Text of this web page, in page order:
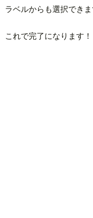
ラベルからも選択できま
これで完了になります！